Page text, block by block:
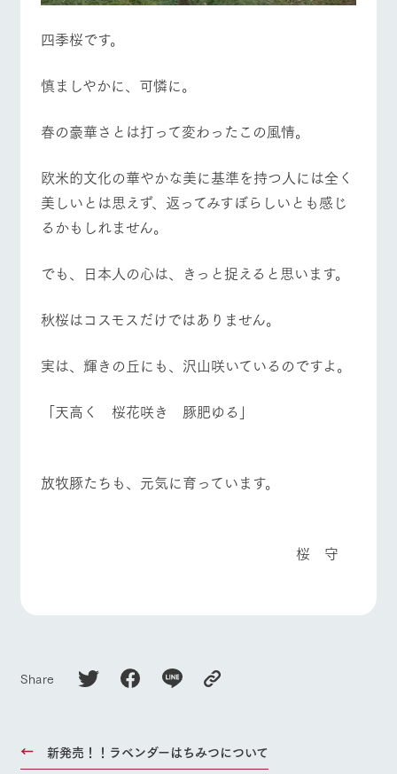
四季桜です。
​慎ましやかに、可憐に。
​春の豪華さとは打って変わったこの風情。
​欧米的文化の華やかな美に基準を持つ人には全く
美しいとは思えず、返ってみすぼらしいとも感じ
るかもしれません。
でも、日本人の心は、きっと捉えると思います。
秋桜はコスモスだけではありません。
​実は、輝きの丘にも、沢山咲いているのですよ。
「天高く 桜花咲き 豚肥ゆる」
放牧豚たちも、元気に育っています。
桜 守
Share
新発売！！ラベンダーはちみつについて